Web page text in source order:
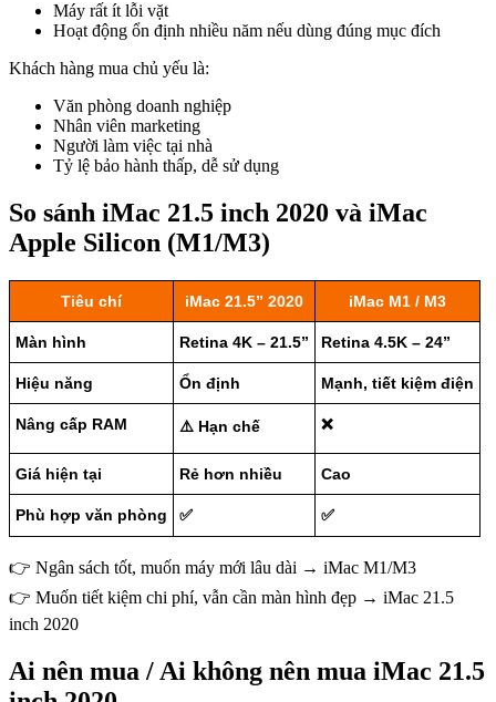
Máy rất ít lỗi vặt
Hoạt động ổn định nhiều năm nếu dùng đúng mục đích
Khách hàng mua chủ yếu là:
Văn phòng doanh nghiệp
Nhân viên marketing
Người làm việc tại nhà
Tỷ lệ bảo hành thấp, dễ sử dụng
So sánh iMac 21.5 inch 2020 và iMac
Apple Silicon (M1/M3)
Tiêu chí iMac 21.5” 2020 iMac M1 / M3
Màn hình Retina 4K – 21.5” Retina 4.5K – 24”
Hiệu năng Ổn định Mạnh, tiết kiệm điện
Nâng cấp RAM ⚠️ Hạn chế ❌
Giá hiện tại Rẻ hơn nhiều Cao
Phù hợp văn phòng ✅ ✅
👉 Ngân sách tốt, muốn máy mới lâu dài → iMac M1/M3
👉 Muốn tiết kiệm chi phí, vẫn cần màn hình đẹp → iMac 21.5
inch 2020
Ai nên mua / Ai không nên mua iMac 21.5